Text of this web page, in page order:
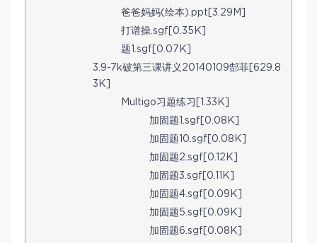
爸爸妈妈(绘本).ppt[3.29M]
打谱操.sgf[0.35K]
题1.sgf[0.07K]
3.9-7k破第三课讲义20140109郜菲[629.8
3K]
Multigo习题练习[1.33K]
加固题1.sgf[0.08K]
加固题10.sgf[0.08K]
加固题2.sgf[0.12K]
加固题3.sgf[0.11K]
加固题4.sgf[0.09K]
加固题5.sgf[0.09K]
加固题6.sgf[0.08K]